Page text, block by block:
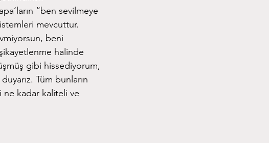
“ben sevilmeye
mevcuttur.
beni
halinde
gibi hissediyorum,
Tüm bunların
ne kadar kaliteli ve